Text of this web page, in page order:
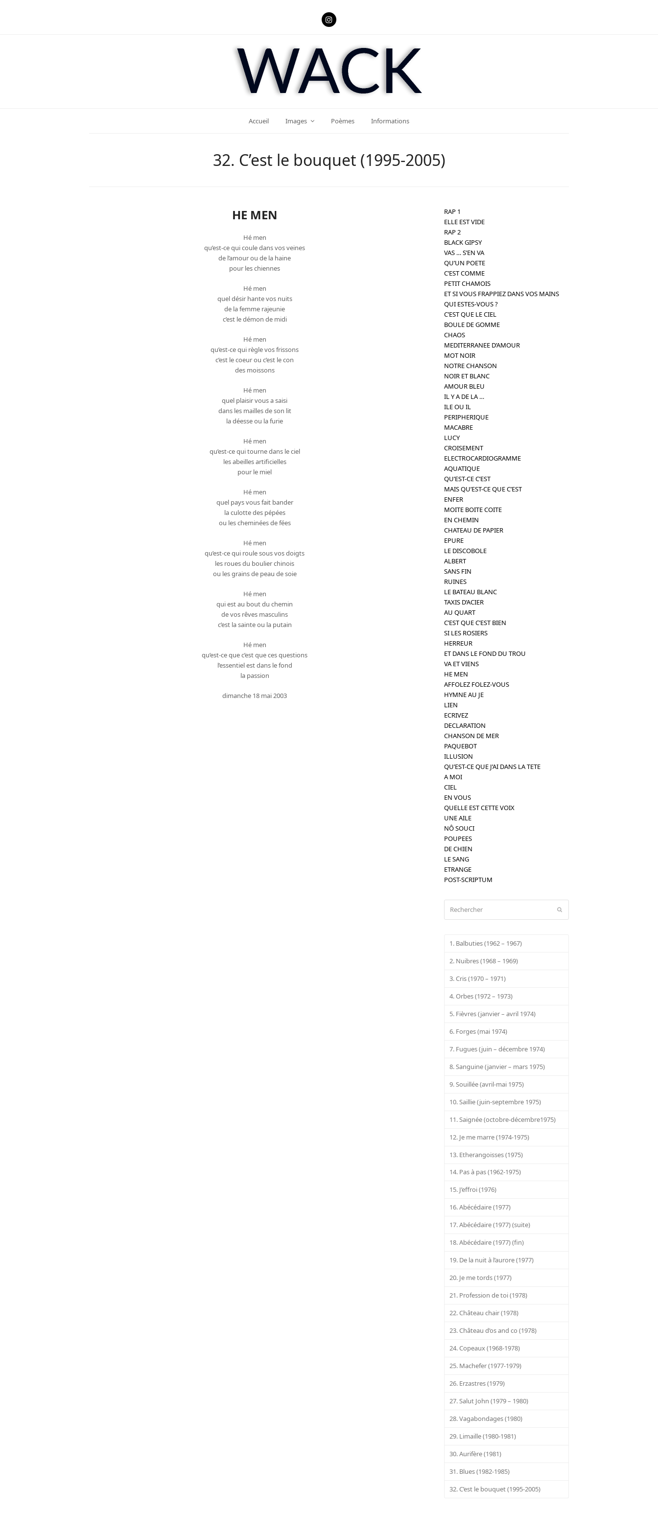
Instagram
Accueil Images Poèmes Informations
32. C’est le bouquet (1995-2005)
HE MEN
Hé men
qu’est-ce qui coule dans vos veines
de l’amour ou de la haine
pour les chiennes
Hé men
quel désir hante vos nuits
de la femme rajeunie
c’est le démon de midi
Hé men
qu’est-ce qui règle vos frissons
c’est le coeur ou c’est le con
des moissons
Hé men
quel plaisir vous a saisi
dans les mailles de son lit
la déesse ou la furie
Hé men
qu’est-ce qui tourne dans le ciel
les abeilles artificielles
pour le miel
Hé men
quel pays vous fait bander
la culotte des pépées
ou les cheminées de fées
Hé men
qu’est-ce qui roule sous vos doigts
les roues du boulier chinois
ou les grains de peau de soie
Hé men
qui est au bout du chemin
de vos rêves masculins
c’est la sainte ou la putain
Hé men
qu’est-ce que c’est que ces questions
l’essentiel est dans le fond
la passion
dimanche 18 mai 2003
RAP 1
ELLE EST VIDE
RAP 2
BLACK GIPSY
VAS … S’EN VA
QU’UN POETE
C’EST COMME
PETIT CHAMOIS
ET SI VOUS FRAPPIEZ DANS VOS MAINS
QUI ESTES-VOUS ?
C’EST QUE LE CIEL
BOULE DE GOMME
CHAOS
MEDITERRANEE D’AMOUR
MOT NOIR
NOTRE CHANSON
NOIR ET BLANC
AMOUR BLEU
IL Y A DE LA …
ILE OU IL
PERIPHERIQUE
MACABRE
LUCY
CROISEMENT
ELECTROCARDIOGRAMME
AQUATIQUE
QU’EST-CE C’EST
MAIS QU’EST-CE QUE C’EST
ENFER
MOITE BOITE COITE
EN CHEMIN
CHATEAU DE PAPIER
EPURE
LE DISCOBOLE
ALBERT
SANS FIN
RUINES
LE BATEAU BLANC
TAXIS D’ACIER
AU QUART
C’EST QUE C’EST BIEN
SI LES ROSIERS
HERREUR
ET DANS LE FOND DU TROU
VA ET VIENS
HE MEN
AFFOLEZ FOLEZ-VOUS
HYMNE AU JE
LIEN
ECRIVEZ
DECLARATION
CHANSON DE MER
PAQUEBOT
ILLUSION
QU’EST-CE QUE J’AI DANS LA TETE
A MOI
CIEL
EN VOUS
QUELLE EST CETTE VOIX
UNE AILE
NÔ SOUCI
POUPEES
DE CHIEN
LE SANG
ETRANGE
POST-SCRIPTUM
1. Balbuties (1962 – 1967)
2. Nuibres (1968 – 1969)
3. Cris (1970 – 1971)
4. Orbes (1972 – 1973)
5. Fièvres (janvier – avril 1974)
6. Forges (mai 1974)
7. Fugues (juin – décembre 1974)
8. Sanguine (janvier – mars 1975)
9. Souillée (avril-mai 1975)
10. Saillie (juin-septembre 1975)
11. Saignée (octobre-décembre1975)
12. Je me marre (1974-1975)
13. Etherangoisses (1975)
14. Pas à pas (1962-1975)
15. J’effroi (1976)
16. Abécédaire (1977)
17. Abécédaire (1977) (suite)
18. Abécédaire (1977) (fin)
19. De la nuit à l’aurore (1977)
20. Je me tords (1977)
21. Profession de toi (1978)
22. Château chair (1978)
23. Château d’os and co (1978)
24. Copeaux (1968-1978)
25. Machefer (1977-1979)
26. Erzastres (1979)
27. Salut John (1979 – 1980)
28. Vagabondages (1980)
29. Limaille (1980-1981)
30. Aurifère (1981)
31. Blues (1982-1985)
32. C’est le bouquet (1995-2005)